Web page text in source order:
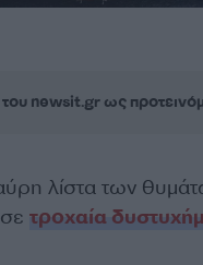
newsit.gr ως
λίστα των
τροχαία